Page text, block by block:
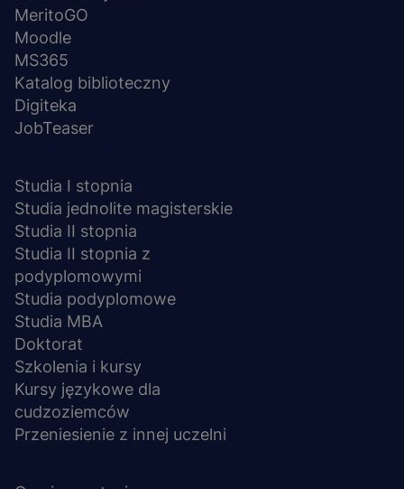
MeritoGO
Moodle
MS365
Katalog biblioteczny
Digiteka
JobTeaser
Studia I stopnia
Studia jednolite magisterskie
Studia II stopnia
Studia II stopnia z
podyplomowymi
Studia podyplomowe
Studia MBA
Doktorat
Szkolenia i kursy
Kursy językowe dla
cudzoziemców
Przeniesienie z innej uczelni